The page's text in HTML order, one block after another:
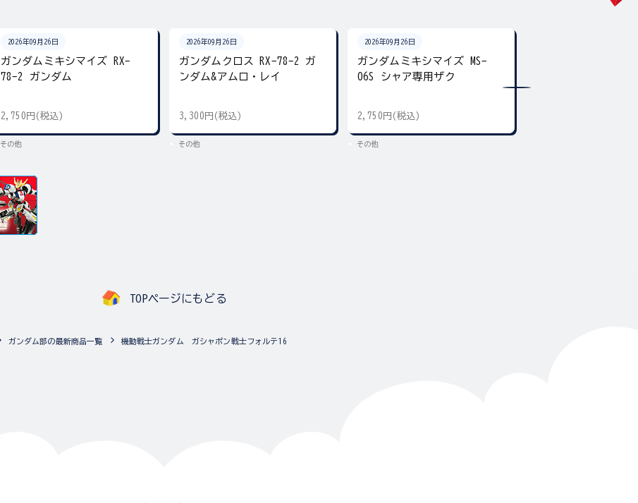
2026年09月26日
ガンダムミキシマイズ RX-
78-2 ガンダム
2,750円(税込)
その他
2026年09月26日
ガンダムクロス RX-78-2 ガ
ンダム&アムロ・レイ
3,300円(税込)
その他
2026年09月26日
ガンダムミキシマイズ MS-
06S シャア専用ザク
2,750円(税込)
その他
TOPページにもどる
ガンダム部の最新商品一覧 機動戦士ガンダム ガシャポン戦士フォルテ16